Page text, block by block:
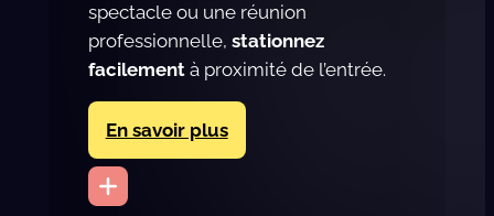
spectacle ou une réunion
professionnelle, stationnez
facilementà proximité de l’entrée.
En savoir plus